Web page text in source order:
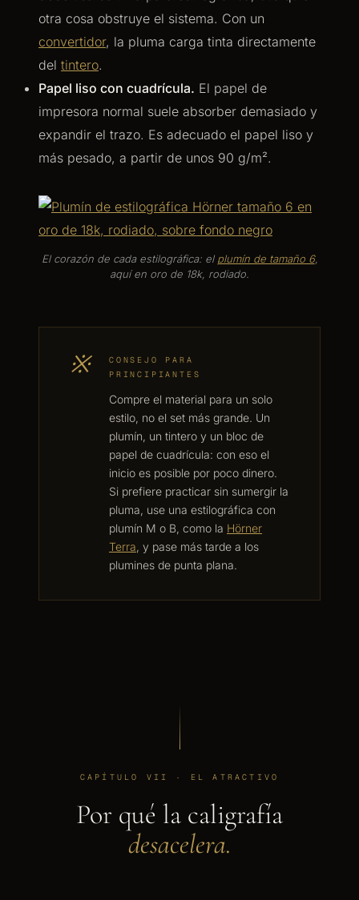
otra cosa obstruye el sistema. Con un
convertidor, la pluma carga tinta directamente
del tintero.
Papel liso con cuadrícula. El papel de
impresora normal suele absorber demasiado y
expandir el trazo. Es adecuado el papel liso y
más pesado, a partir de unos 90 g/m².
El corazón de cada estilográfica: el plumín de tamaño 6,
aquí en oro de 18k, rodiado.
※
CONSEJO PARA
PRINCIPIANTES
Compre el material para un solo
estilo, no el set más grande. Un
plumín, un tintero y un bloc de
papel de cuadrícula: con eso el
inicio es posible por poco dinero.
Si prefiere practicar sin sumergir la
pluma, use una estilográfica con
plumín M o B, como la Hörner
Terra , y pase más tarde a los
plumines de punta plana.
CAPÍTULO VII · EL ATRACTIVO
Por qué la caligrafía
desacelera.